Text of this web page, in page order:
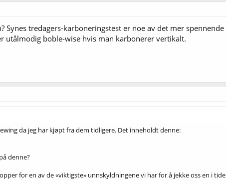
Synes tredagers-karboneringstest er noe av det mer
utålmodig boble-wise hvis man karbonerer vertikalt.
da jeg har kjøpt fra dem tidligere. Det inneholdt denne:
denne?
for en av de «viktigste» unnskyldningene vi har for å jekke oss en i